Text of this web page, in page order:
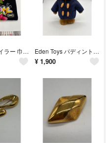
FEILER フェイラー 巾着ポーチ ポーチ 花柄 シュニール織 no.207 Eden Toys パディントン ベア 貯金箱 くまのパディントン no.207
¥ 1,900